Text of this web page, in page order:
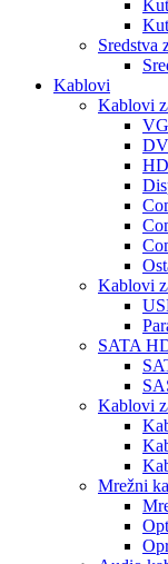
Sredstva
Kablovi
Kablovi
Kablovi
SATA
Kablovi
Mrežni